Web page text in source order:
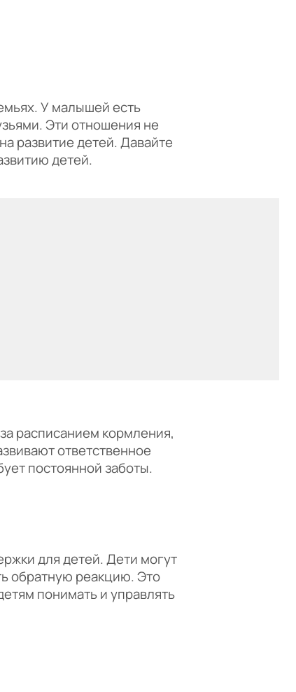
У малышей есть
Эти отношения не
развитие детей. Давайте
детей.
расписанием кормления,
ответственное
постоянной заботы.
для детей. Дети могут
обратную реакцию. Это
понимать и управлять